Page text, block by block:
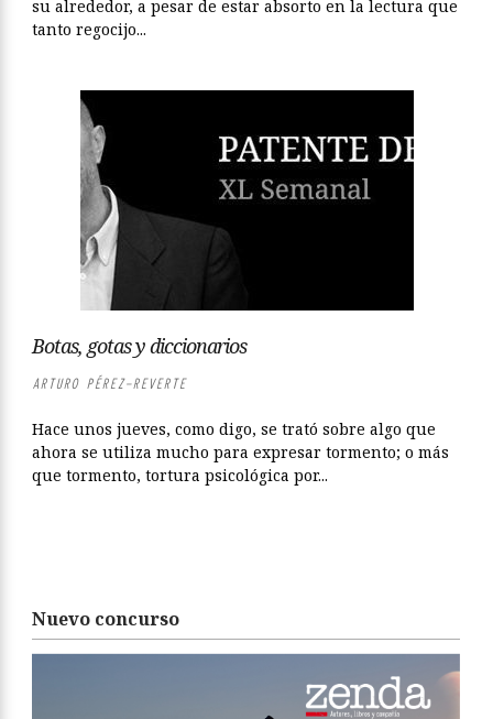
su alrededor, a pesar de estar absorto en la lectura que
tanto regocijo...
Botas, gotas y diccionarios
ARTURO PÉREZ-REVERTE
Hace unos jueves, como digo, se trató sobre algo que
ahora se utiliza mucho para expresar tormento; o más
que tormento, tortura psicológica por...
Nuevo concurso